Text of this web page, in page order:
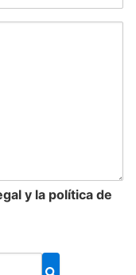
y la política de